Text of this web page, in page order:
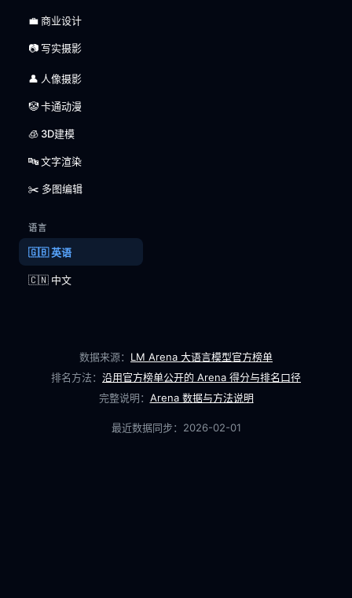
💼 商业设计
📷 写实摄影
👤 人像摄影
🤡 卡通动漫
🧊 3D建模
🔤 文字渲染
✂️ 多图编辑
语言
🇬🇧 英语
🇨🇳 中文
数据来源： LM Arena 大语言模型官方榜单
排名方法： 沿用官方榜单公开的 Arena 得分与排名口径
完整说明： Arena 数据与方法说明
最近数据同步： 2026-02-01